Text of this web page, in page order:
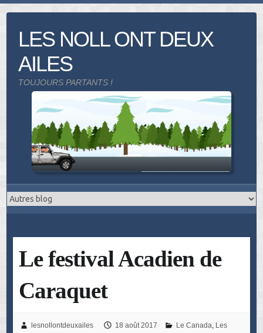
LES NOLL ONT DEUX
AILES
TOUJOURS PARTANTS !
Le festival Acadien de
Caraquet
lesnollontdeuxailes 18 août 2017 Le Canada Les